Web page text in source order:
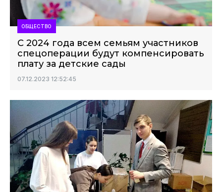
ОБЩЕСТВО
С 2024 года всем семьям участников
спецоперации будут компенсировать
плату за детские сады
07.12.2023 12:52:45